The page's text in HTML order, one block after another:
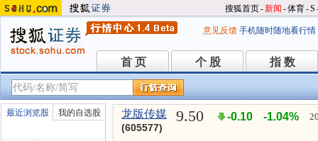
搜狐首页-新闻 -体育-S
意见反馈 手机随时随地看行情
首 页
首 页 个 股
个 股 指 数
指 数
最近浏览股 我的自选股 龙版传媒
(605577)
9.50 -0.10 -1.04%